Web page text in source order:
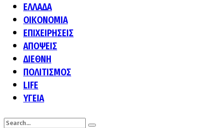
ΕΛΛΑΔΑ
ΟΙΚΟΝΟΜΙΑ
ΕΠΙΧΕΙΡΗΣΕΙΣ
ΑΠΟΨΕΙΣ
ΔΙΕΘΝΗ
ΠΟΛΙΤΙΣΜΟΣ
LIFE
ΥΓΕΙΑ